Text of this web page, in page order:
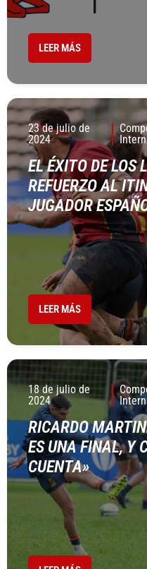
LEER MÁS
23 de julio de
2024
EL ÉXITO DE LOS
REFUERZO AL
JUGADOR
LEER MÁS
18 de julio de
2024
RICARDO
ES UNA FINAL, Y
CUENTA»